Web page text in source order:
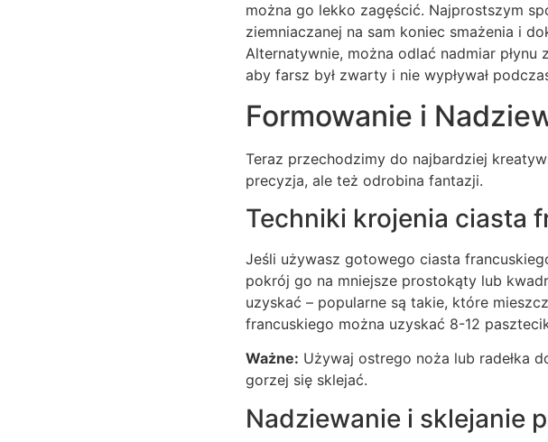
można go lekko zagęścić. Najprostszym
ziemniaczanej na sam koniec smażenia i
Alternatywnie, można odlać nadmiar
aby farsz był zwarty i nie wypływał
Formowanie i
Teraz przechodzimy do najbardziej
precyzja, ale też odrobina fantazji.
Techniki krojenia ciasta
Jeśli używasz gotowego ciasta
pokrój go na mniejsze prostokąty lub
uzyskać – popularne są takie, które
francuskiego można uzyskać 8-12
Ważne: Używaj ostrego noża lub radełka
gorzej się sklejać.
Nadziewanie i sklejanie